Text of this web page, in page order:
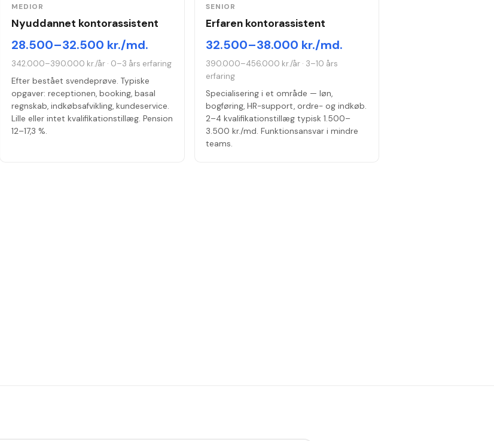
MEDIOR
Nyuddannet kontorassistent
28.500–32.500 kr./md.
342.000–390.000 kr./år· 0–3 års erfaring
Efter bestået svendeprøve. Typiske
opgaver: receptionen, booking, basal
regnskab, indkøbsafvikling, kundeservice.
Lille eller intet kvalifikationstillæg. Pension
12–17,3 %.
SENIOR
Erfaren kontorassistent
32.500–38.000 kr./md.
390.000–456.000 kr./år · 3–10 års
erfaring
Specialisering i et område — løn,
bogføring, HR-support, ordre- og indkøb.
2–4 kvalifikationstillæg typisk 1.500–
3.500 kr./md. Funktionsansvar i mindre
teams.